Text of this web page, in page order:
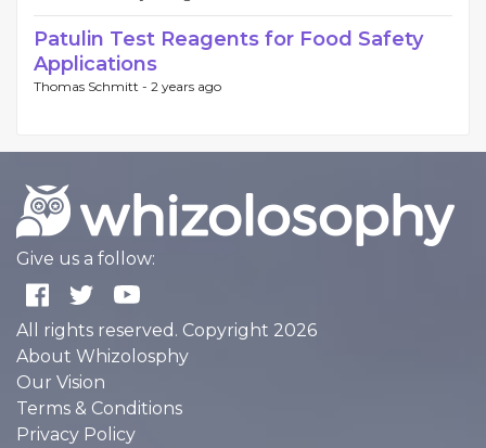
Patulin Test Reagents for Food Safety
Applications
Thomas Schmitt - 2 years ago
Give us a follow:
All rights reserved. Copyright 2026
About Whizolosphy
Our Vision
Terms & Conditions
Privacy Policy